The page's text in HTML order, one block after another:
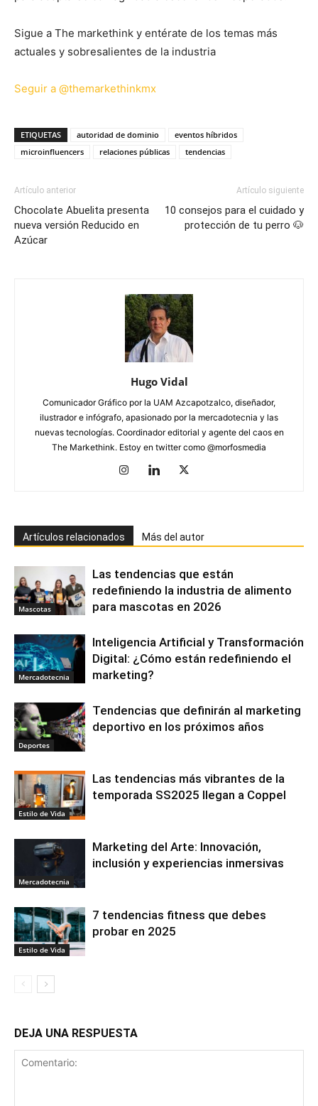
Sigue a The markethink y entérate de los temas más
actuales y sobresalientes de la industria
Seguir a @themarkethinkmx
ETIQUETAS autoridad de dominio
eventos híbridos
microinfluencers
relaciones públicas tendencias
Artículo anterior
Chocolate Abuelita presenta
nueva versión Reducido en
Azúcar
Artículo siguiente
10 consejos para el cuidado y
protección de tu perro 🐶
Hugo Vidal
Comunicador Gráfico por la UAM Azcapotzalco, diseñador,
ilustrador e infógrafo, apasionado por la mercadotecnia y las
nuevas tecnologías. Coordinador editorial y agente del caos en
The Markethink. Estoy en twitter como @morfosmedia
Artículos relacionados Más del autor
Mascotas
Las tendencias que están
redefiniendo la industria de alimento
para mascotas en 2026
Mercadotecnia
Inteligencia Artificial y Transformación
Digital: ¿Cómo están redefiniendo el
marketing?
Deportes
Tendencias que definirán al marketing
deportivo en los próximos años
Estilo de Vida
Las tendencias más vibrantes de la
temporada SS2025 llegan a Coppel
Mercadotecnia
Marketing del Arte: Innovación,
inclusión y experiencias inmersivas
Estilo de Vida
7 tendencias fitness que debes
probar en 2025
DEJA UNA RESPUESTA